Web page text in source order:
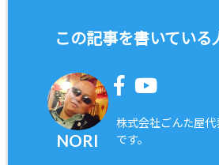
この記事を書いている
NORI
株式会社ごんた屋
です。